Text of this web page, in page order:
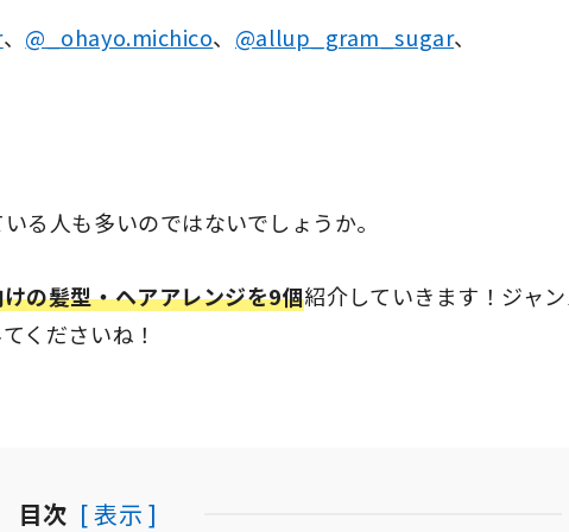
、 @_ohayo.michico、 @allup_gram_sugar、
る人も多いのではないでしょうか。
の髪型・ヘアアレンジを9個紹介していきます！ジャ
くださいね！
目次 [ 表示 ]